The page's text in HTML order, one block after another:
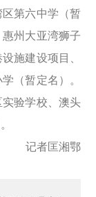
第六中学（暂
州大亚湾狮子
施建设项目、
（暂定名）。
验学校、澳头
记者匡湘鄂